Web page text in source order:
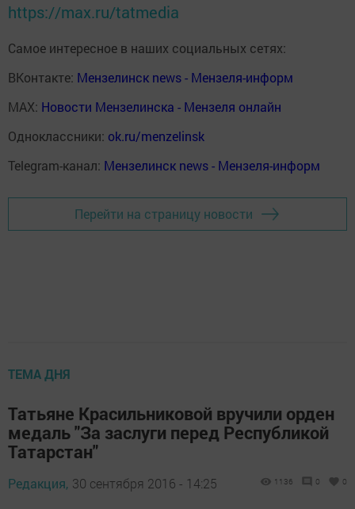
https://max.ru/tatmedia
Самое интересное в наших социальных сетях:
ВКонтакте: Мензелинск news - Мензеля-информ
MAX: Новости Мензелинска - Мензеля онлайн
Одноклассники: ok.ru/menzelinsk
Telegram-канал: Мензелинск news - Мензеля-информ
Перейти на страницу новости
ТЕМА ДНЯ
Татьяне Красильниковой вручили орден
медаль "За заслуги перед Республикой
Татарстан"
Редакция, 30 сентября 2016 - 14:25 1136 0 0